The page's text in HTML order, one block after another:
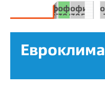
офис
303
301 302
офис
304
офис
305